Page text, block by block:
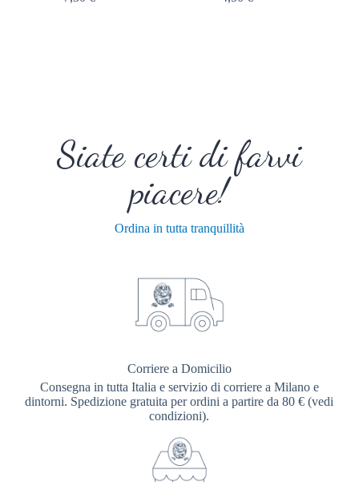
Siate certi di farvi
piacere!
Ordina in tutta tranquillità
Corriere a Domicilio
Consegna in tutta Italia e servizio di corriere a Milano e
dintorni. Spedizione gratuita per ordini a partire da 80 € (vedi
condizioni).